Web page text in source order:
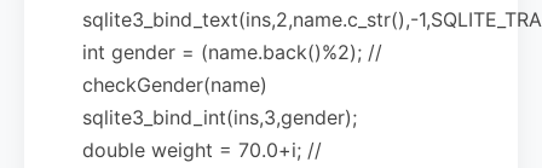
sqlite3_bind_text(ins,2,name.c_str(),-
int gender = (name.back()%2); //
checkGender(name)
sqlite3_bind_int(ins,3,gender);
double weight = 70.0+i; //